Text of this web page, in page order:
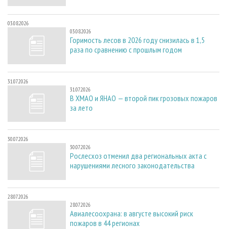
03.08.2026
03.08.2026
Горимость лесов в 2026 году снизилась в 1,5
раза по сравнению с прошлым годом
31.07.2026
31.07.2026
В ХМАО и ЯНАО — второй пик грозовых пожаров
за лето
30.07.2026
30.07.2026
Рослесхоз отменил два региональных акта с
нарушениями лесного законодательства
28.07.2026
28.07.2026
Авиалесоохрана: в августе высокий риск
пожаров в 44 регионах